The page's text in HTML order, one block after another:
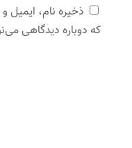
ذخیره نام، ایمیل
که دوباره دیدگاهی